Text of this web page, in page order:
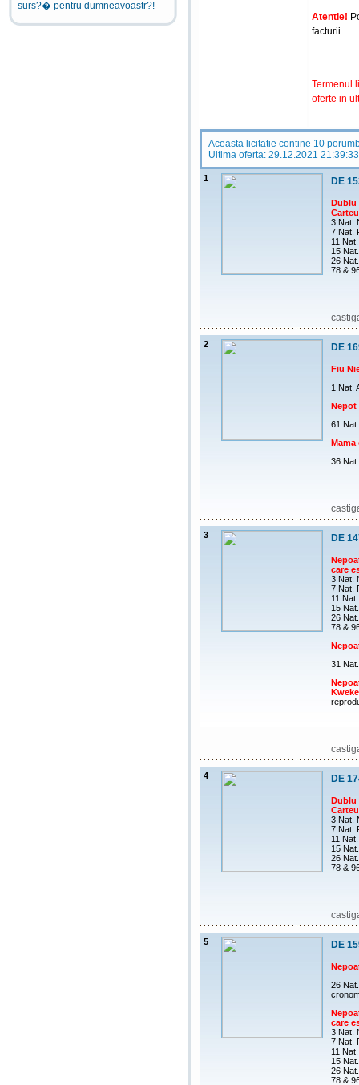
surs?� pentru dumneavoastr?!
Atentie!
facturii.
Termenul
oferte in
Aceasta licitatie contine 10
Ultima oferta: 29.12.2021 21:39:33
1 DE
Dublu
3 Nat.
7 Nat.
11
15
26
78 &
2 DE
Fiu
1 Nat.
Nepot
61
Mama
36
3 DE
care
3 Nat.
7 Nat.
11
15
26
78 &
31
4 DE
Dublu
3 Nat.
7 Nat.
11
15
26
78 &
5 DE
26
care
3 Nat.
7 Nat.
11
15
26
78 &